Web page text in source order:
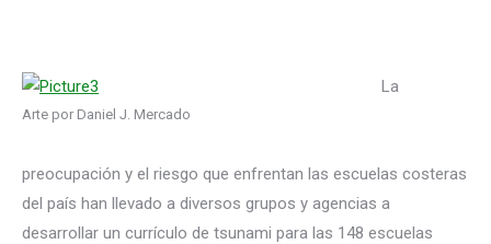
Arte por Daniel J. Mercado
La
preocupación y el riesgo que enfrentan las escuelas costeras
del país han llevado a diversos grupos y agencias a
desarrollar un currículo de tsunami para las 148 escuelas